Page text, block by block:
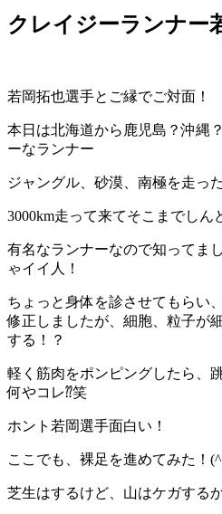
クレイジーランナー
若岡拓也選手とご縁でご対面！
本日は北海道から鹿児島？沖縄
ーなランナー
ジャングル、砂漠、南極を走っ
3000km走って来てそこまでしん
有名なランナーなので知ってま
ゃイイ人！
ちょっと身体を診させてもらい
修正しましたが、細胞、粒子が
する！？
軽く筋肉をポンピングしたら、
何やコレ⁇笑
ホント若岡選手面白い！
ここでも、裸足を進めてみた！
芝生はするけど、山はケガする